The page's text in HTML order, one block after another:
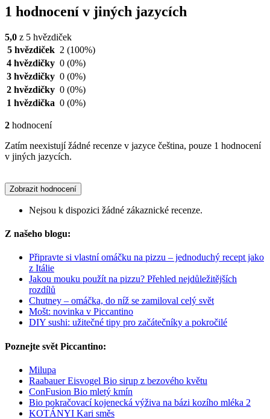
1 hodnocení v jiných jazycích
5,0 z 5 hvězdiček
5 hvězdiček 2 (100%)
4 hvězdičky 0 (0%)
3 hvězdičky 0 (0%)
2 hvězdičky 0 (0%)
1 hvězdička 0 (0%)
2 hodnocení
Zatím neexistují žádné recenze v jazyce čeština, pouze 1 hodnocení
v jiných jazycích.
Zobrazit hodnocení
Nejsou k dispozici žádné zákaznické recenze.
Z našeho blogu:
Připravte si vlastní omáčku na pizzu – jednoduchý recept jako
z Itálie
Jakou mouku použít na pizzu? Přehled nejdůležitějších
rozdílů
Chutney – omáčka, do níž se zamiloval celý svět
Mošt: novinka v Piccantino
DIY sushi: užitečné tipy pro začátečníky a pokročilé
Poznejte svět Piccantino:
Milupa
Raabauer Eisvogel Bio sirup z bezového květu
ConFusion Bio mletý kmín
Bio pokračovací kojenecká výživa na bázi kozího mléka 2
KOTÁNYI Kari směs